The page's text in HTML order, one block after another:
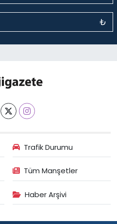
₺
Trafik Durumu
Tüm Manşetler
Haber Arşivi